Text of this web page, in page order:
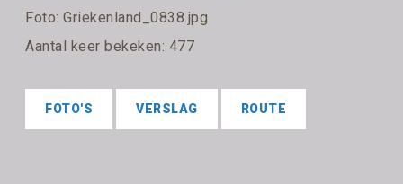
Foto: Griekenland_0838.jpg
Aantal keer bekeken: 477
FOTO'S VERSLAG ROUTE